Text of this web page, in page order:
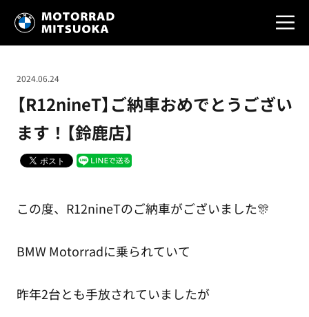
【R12nineT】ご納車おめでとうござい
ます！【鈴鹿店】
2024.06.24
この度、R12nineTのご納車がございました🎊
BMW Motorradに乗られていて
昨年2台とも手放されていましたが